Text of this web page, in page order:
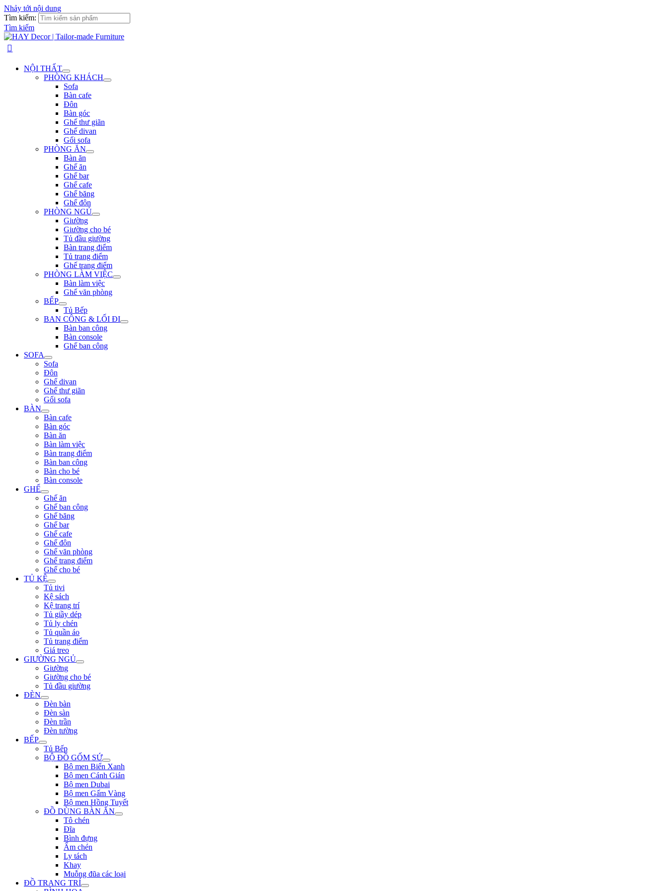
Nhảy tới nội dung
Tìm kiếm:
Tìm kiếm
NỘI THẤT
PHÒNG KHÁCH
Sofa
Bàn cafe
Đôn
Bàn góc
Ghế thư giãn
Ghế divan
Gối sofa
PHÒNG ĂN
Bàn ăn
Ghế ăn
Ghế bar
Ghế cafe
Ghế băng
Ghế đôn
PHÒNG NGỦ
Giường
Giường cho bé
Tủ đầu giường
Bàn trang điểm
Tủ trang điểm
Ghế trang điểm
PHÒNG LÀM VIỆC
Bàn làm việc
Ghế văn phòng
BẾP
Tủ Bếp
BAN CÔNG & LỐI ĐI
Bàn ban công
Bàn console
Ghế ban công
SOFA
Sofa
Đôn
Ghế divan
Ghế thư giãn
Gối sofa
BÀN
Bàn cafe
Bàn góc
Bàn ăn
Bàn làm việc
Bàn trang điểm
Bàn ban công
Bàn cho bé
Bàn console
GHẾ
Ghế ăn
Ghế ban công
Ghế băng
Ghế bar
Ghế cafe
Ghế đôn
Ghế văn phòng
Ghế trang điểm
Ghế cho bé
TỦ KỆ
Tủ tivi
Kệ sách
Kệ trang trí
Tủ giầy dép
Tủ ly chén
Tủ quần áo
Tủ trang điểm
Giá treo
GIƯỜNG NGỦ
Giường
Giường cho bé
Tủ đầu giường
ĐÈN
Đèn bàn
Đèn sàn
Đèn trần
Đèn tường
BẾP
Tủ Bếp
BỘ ĐỒ GỐM SỨ
Bộ men Biển Xanh
Bộ men Cánh Gián
Bộ men Dubai
Bộ men Gấm Vàng
Bộ men Hồng Tuyết
ĐỒ DÙNG BÀN ĂN
Tô chén
Đĩa
Bình đựng
Ấm chén
Ly tách
Khay
Muỗng đũa các loại
ĐỒ TRANG TRÍ